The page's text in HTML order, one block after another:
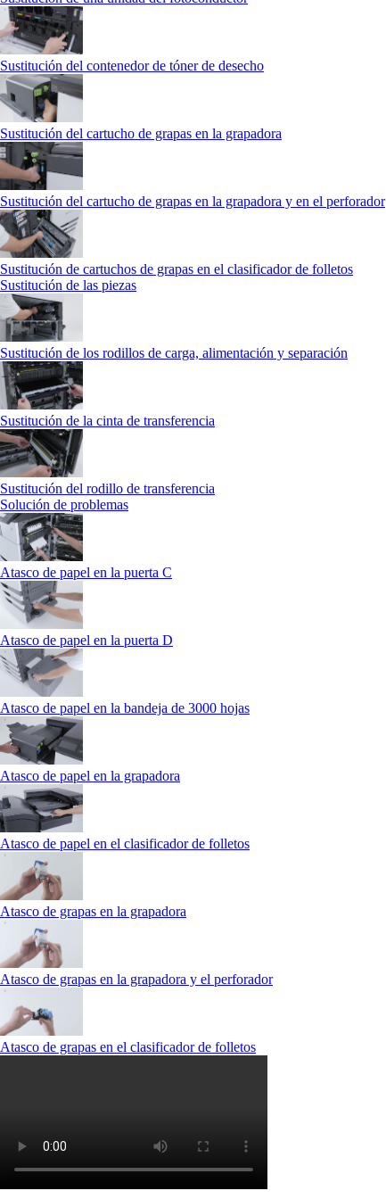
Sustitución del contenedor de tóner de desecho
Sustitución del cartucho de grapas en la grapadora
Sustitución del cartucho de grapas en la grapadora y en el perforador
Sustitución de cartuchos de grapas en el clasificador de folletos
Sustitución de las piezas
Sustitución de los rodillos de carga, alimentación y separación
Sustitución de la cinta de transferencia
Sustitución del rodillo de transferencia
Solución de problemas
Atasco de papel en la puerta C
Atasco de papel en la puerta D
Atasco de papel en la bandeja de 3000 hojas
Atasco de papel en la grapadora
Atasco de papel en el clasificador de folletos
Atasco de grapas en la grapadora
Atasco de grapas en la grapadora y el perforador
Atasco de grapas en el clasificador de folletos